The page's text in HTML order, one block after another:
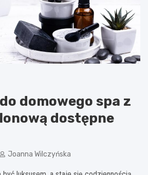
domowego spa z
dostępne
Joanna Wilczyńska